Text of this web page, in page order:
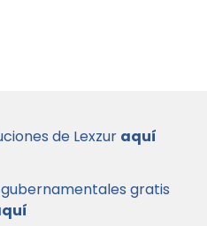
de Lexzur aquí
gratis